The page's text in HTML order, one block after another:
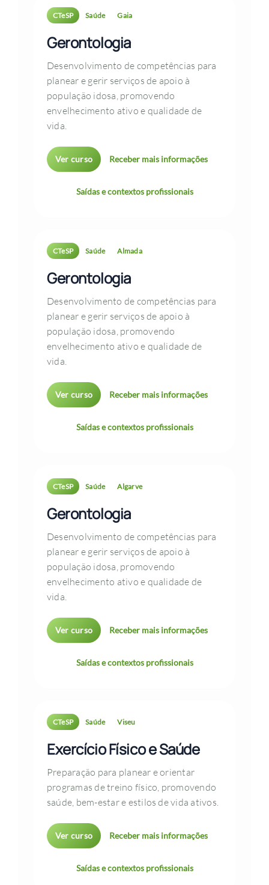
CTeSP Saúde Gaia
Gerontologia
Desenvolvimento de competências para
planear e gerir serviços de apoio à
população idosa, promovendo
envelhecimento ativo e qualidade de
vida.
Ver curso Receber mais informações
Saídas e contextos profissionais
CTeSP Saúde Almada
Gerontologia
Desenvolvimento de competências para
planear e gerir serviços de apoio à
população idosa, promovendo
envelhecimento ativo e qualidade de
vida.
Ver curso Receber mais informações
Saídas e contextos profissionais
CTeSP Saúde Algarve
Gerontologia
Desenvolvimento de competências para
planear e gerir serviços de apoio à
população idosa, promovendo
envelhecimento ativo e qualidade de
vida.
Ver curso Receber mais informações
Saídas e contextos profissionais
CTeSP Saúde Viseu
Exercício Físico e Saúde
Preparação para planear e orientar
programas de treino físico, promovendo
saúde, bem-estar e estilos de vida ativos.
Ver curso Receber mais informações
Saídas e contextos profissionais